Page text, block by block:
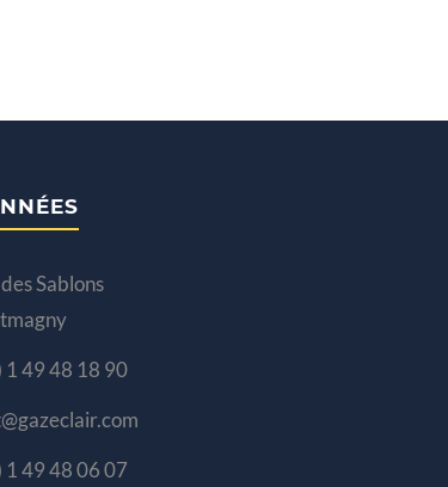
Sablons
1 49 48 18 90
1 49 48 06 07